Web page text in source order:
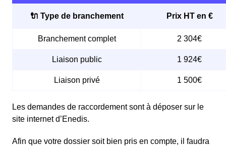
🔌 Type de branchement Prix HT en €
Branchement complet 2 304€
Liaison public 1 924€
Liaison privé 1 500€
Les demandes de raccordement sont à déposer sur le
site internet d’Enedis.
Afin que votre dossier soit bien pris en compte, il faudra